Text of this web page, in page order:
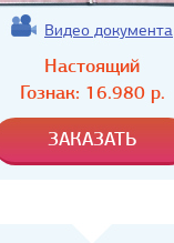
Видео документа
Настоящий
Гознак: 16.980р.